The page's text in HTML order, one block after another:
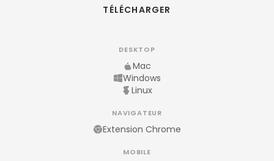
TÉLÉCHARGER
DESKTOP
Mac
Windows
Linux
NAVIGATEUR
Extension Chrome
MOBILE